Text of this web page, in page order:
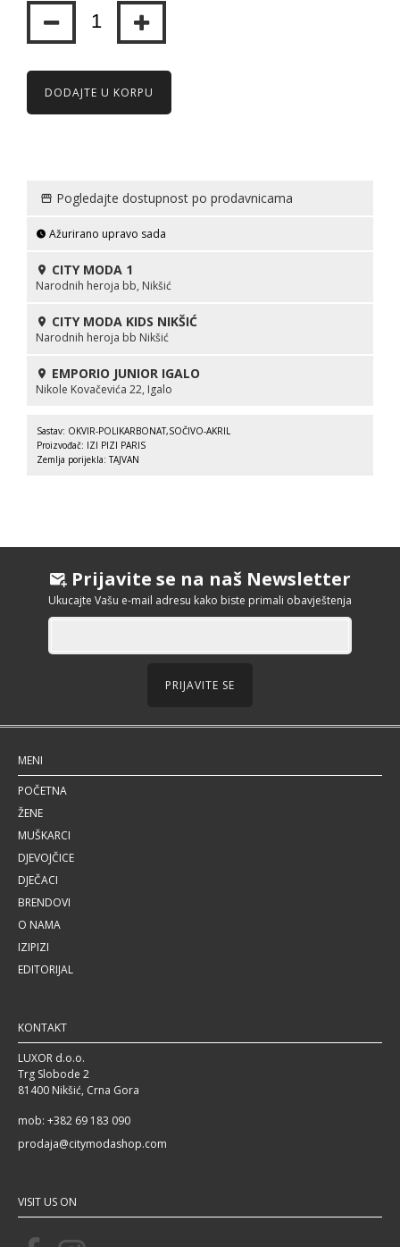
DODAJTE U KORPU
Pogledajte dostupnost po prodavnicama
Ažurirano upravo sada
CITY MODA 1
Narodnih heroja bb, Nikšić
CITY MODA KIDS NIKŠIĆ
Narodnih heroja bb Nikšić
EMPORIO JUNIOR IGALO
Nikole Kovačevića 22, Igalo
Sastav: OKVIR-POLIKARBONAT,SOČIVO-AKRIL
Proizvođač: IZI PIZI PARIS
Zemlja porijekla: TAJVAN
Prijavite se na naš Newsletter
Ukucajte Vašu e-mail adresu kako biste primali obavještenja
PRIJAVITE SE
MENI
POČETNA
ŽENE
MUŠKARCI
DJEVOJČICE
DJEČACI
BRENDOVI
O NAMA
IZIPIZI
EDITORIJAL
KONTAKT
LUXOR d.o.o.
Trg Slobode 2
81400 Nikšić, Crna Gora
mob: +382 69 183 090
prodaja@citymodashop.com
VISIT US ON